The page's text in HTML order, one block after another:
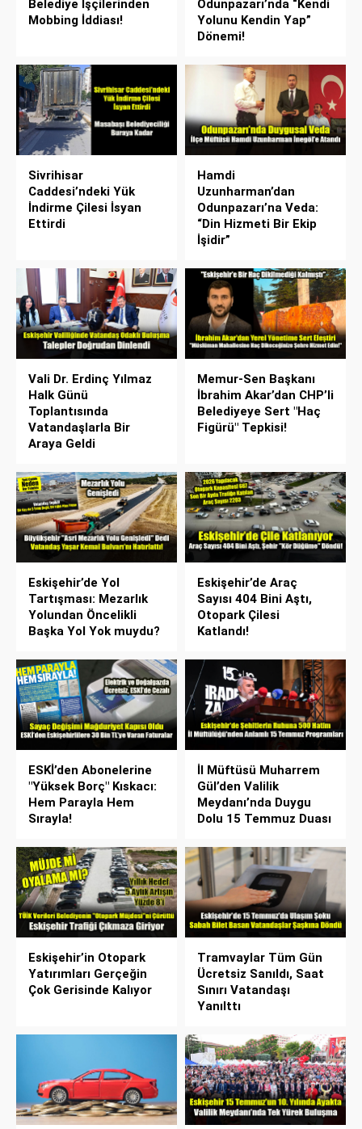
Belediye İşçilerinden
Mobbing İddiası!
Odunpazarı’nda “Kendi
Yolunu Kendin Yap”
Dönemi!
Sivrihisar
Caddesi’ndeki Yük
İndirme Çilesi İsyan
Ettirdi
Hamdi
Uzunharman’dan
Odunpazarı’na Veda:
“Din Hizmeti Bir Ekip
İşidir”
Vali Dr. Erdinç Yılmaz
Halk Günü
Toplantısında
Vatandaşlarla Bir
Araya Geldi
Memur-Sen Başkanı
İbrahim Akar’dan CHP’li
Belediyeye Sert "Haç
Figürü" Tepkisi!
Eskişehir’de Yol
Tartışması: Mezarlık
Yolundan Öncelikli
Başka Yol Yok muydu?
Eskişehir’de Araç
Sayısı 404 Bini Aştı,
Otopark Çilesi
Katlandı!
ESKİ’den Abonelerine
"Yüksek Borç" Kıskacı:
Hem Parayla Hem
Sırayla!
İl Müftüsü Muharrem
Gül’den Valilik
Meydanı’nda Duygu
Dolu 15 Temmuz Duası
Eskişehir’in Otopark
Yatırımları Gerçeğin
Çok Gerisinde Kalıyor
Tramvaylar Tüm Gün
Ücretsiz Sanıldı, Saat
Sınırı Vatandaşı
Yanılttı